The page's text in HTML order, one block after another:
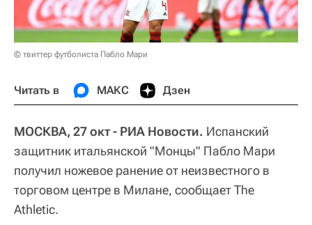
© твиттер футболиста Пабло Мари
Читать в МАКС Дзен
МОСКВА, 27 окт - РИА Новости. Испанский
защитник итальянской "Монцы" Пабло Мари
получил ножевое ранение от неизвестного в
торговом центре в Милане, сообщает The
Athletic.